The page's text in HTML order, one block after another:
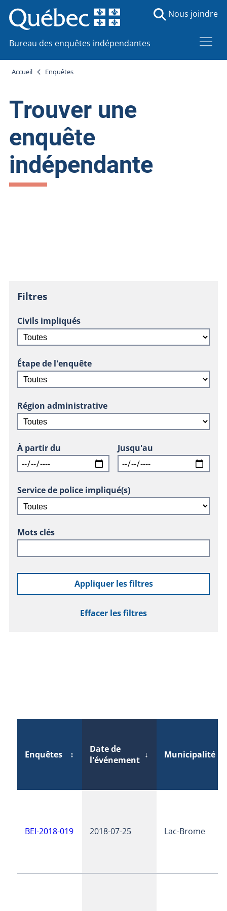
Bureau des enquêtes indépendantes
Nous joindre
Accueil Enquêtes
Trouver une
enquête
indépendante
Filtres
Civils impliqués
Étape de l'enquête
Région administrative
À partir du Jusqu'au
Service de police impliqué(s)
Mots clés
Appliquer les filtres
Effacer les filtres
Enquêtes ↕
Date de
l'événement ↓ Municipalité
BEI-2018-019 2018-07-25 Lac-Brome